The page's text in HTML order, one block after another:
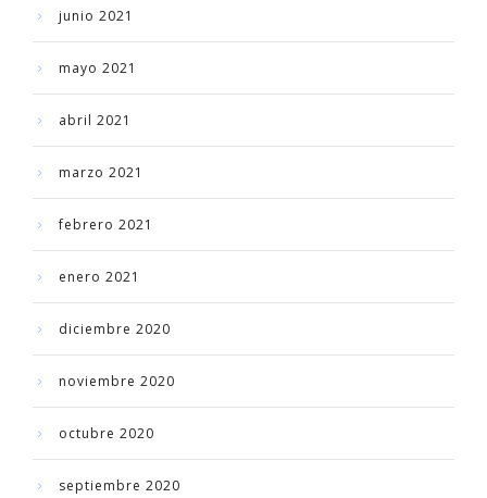
junio 2021
mayo 2021
abril 2021
marzo 2021
febrero 2021
enero 2021
diciembre 2020
noviembre 2020
octubre 2020
septiembre 2020